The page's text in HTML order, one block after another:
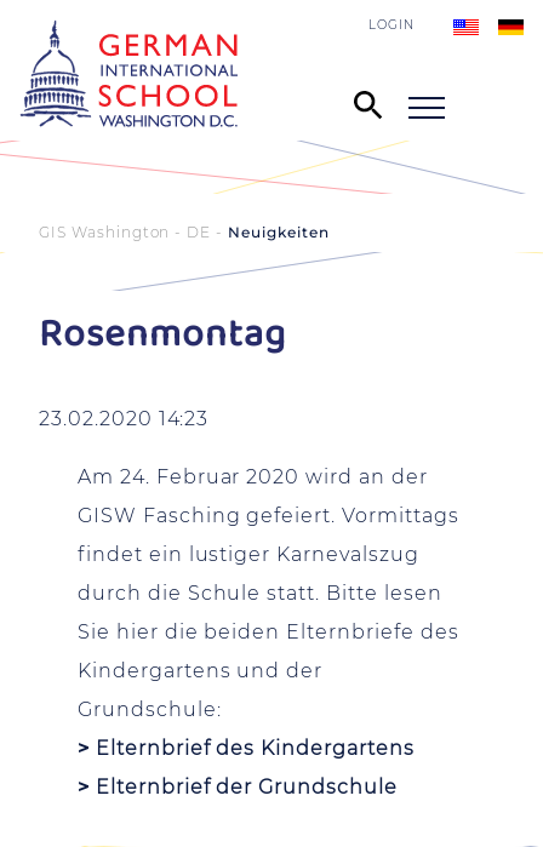
LOGIN
GIS Washington - DE Neuigkeiten
Rosenmontag
23.02.2020 14:23
Am 24. Februar 2020 wird an der
GISW Fasching gefeiert. Vormittags
findet ein lustiger Karnevalszug
durch die Schule statt. Bitte lesen
Sie hier die beiden Elternbriefe des
Kindergartens und der
Grundschule:
> Elternbrief des Kindergartens
> Elternbrief der Grundschule